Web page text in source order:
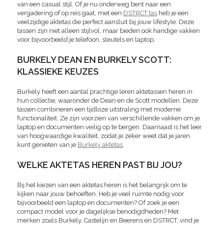
van een casual stijl. Of je nu onderweg bent naar een
vergadering of op reis gaat, met een DSTRCT tas heb je een
veelzijdige aktetas die perfect aansluit bij jouw lifestyle. Deze
tassen zijn niet alleen stijlvol, maar bieden ook handige vakken
voor bijvoorbeeld je telefoon, sleutels en laptop.
BURKELY DEAN EN BURKELY SCOTT:
KLASSIEKE KEUZES
Burkely heeft een aantal prachtige leren aktetassen heren in
hun collectie, waaronder de Dean en de Scott modellen. Deze
tassen combineren een tijdloze uitstraling met moderne
functionaliteit. Ze zijn voorzien van verschillende vakken om je
laptop en documenten veilig op te bergen. Daarnaast is het leer
van hoogwaardige kwaliteit, zodat je zeker weet dat je jaren
kunt genieten van je Burkely aktetas.
WELKE AKTETAS HEREN PAST BIJ JOU?
Bij het kiezen van een aktetas heren is het belangrijk om te
kijken naar jouw behoeften. Heb je veel ruimte nodig voor
bijvoorbeeld een laptop en documenten? Of zoek je een
compact model voor je dagelijkse benodigdheden? Met
merken zoals Burkely, Castelijn en Beerens en DSTRCT, vind je